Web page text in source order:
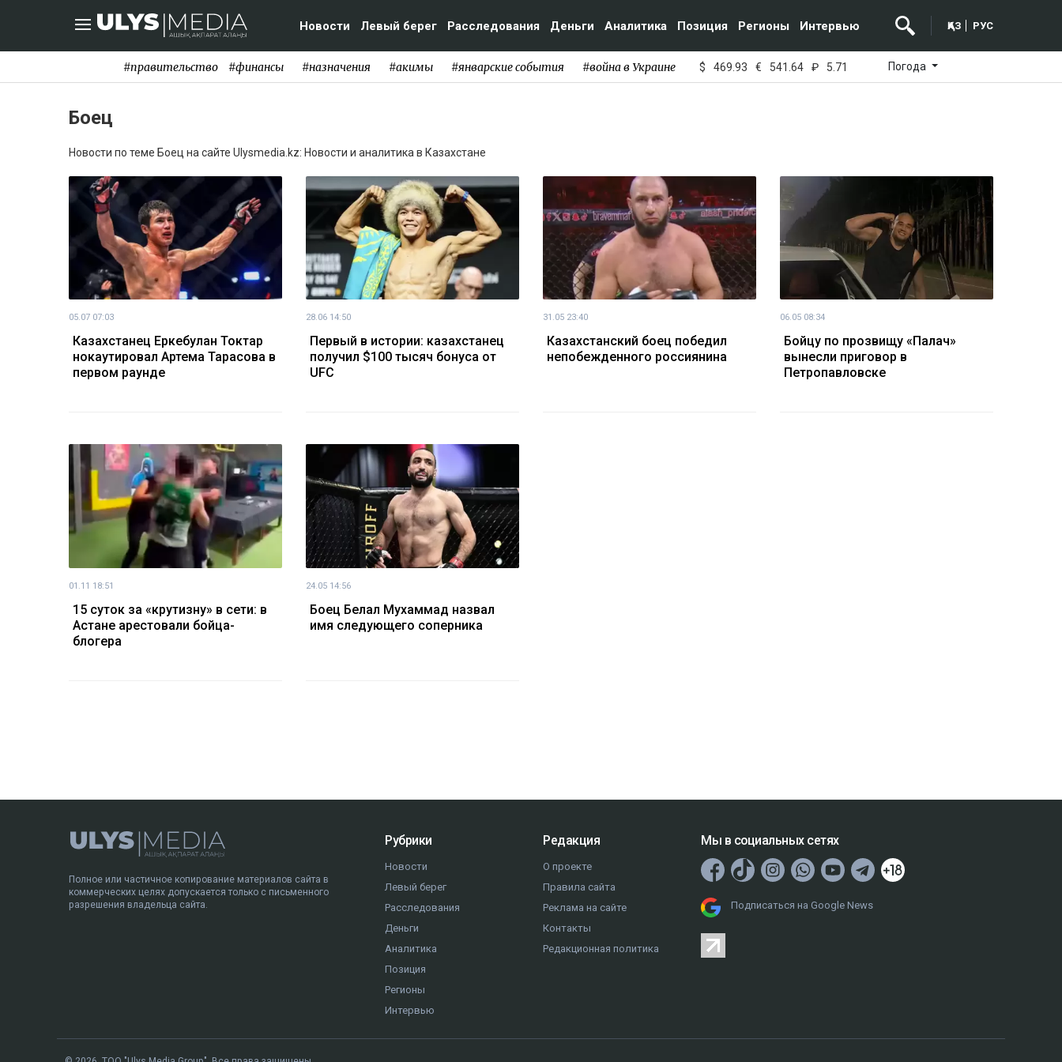
Новости Левый берег Расследования Деньги Аналитика Позиция Регионы Интервью ҚАЗ РУС
#правительство #финансы #назначения #акимы #январские события #война в Украине $ 469.93 € 541.64 ₽ 5.71 Погода
Боец
Новости по теме Боец на сайте Ulysmedia.kz: Новости и аналитика в Казахстане
05.07 07:03
Казахстанец Еркебулан Токтар
нокаутировал Артема Тарасова в
первом раунде
28.06 14:50
Первый в истории: казахстанец
получил $100 тысяч бонуса от
UFC
31.05 23:40
Казахстанский боец победил
непобежденного россиянина
06.05 08:34
Бойцу по прозвищу «Палач»
вынесли приговор в
Петропавловске
01.11 18:51
15 суток за «крутизну» в сети: в
Астане арестовали бойца-
блогера
24.05 14:56
Боец Белал Мухаммад назвал
имя следующего соперника
Полное или частичное копирование материалов сайта в
коммерческих целях допускается только с письменного
разрешения владельца сайта.
Рубрики
Новости
Левый берег
Расследования
Деньги
Аналитика
Позиция
Регионы
Интервью
Редакция
О проекте
Правила сайта
Реклама на сайте
Контакты
Редакционная политика
Мы в социальных сетях
Подписаться на Google News